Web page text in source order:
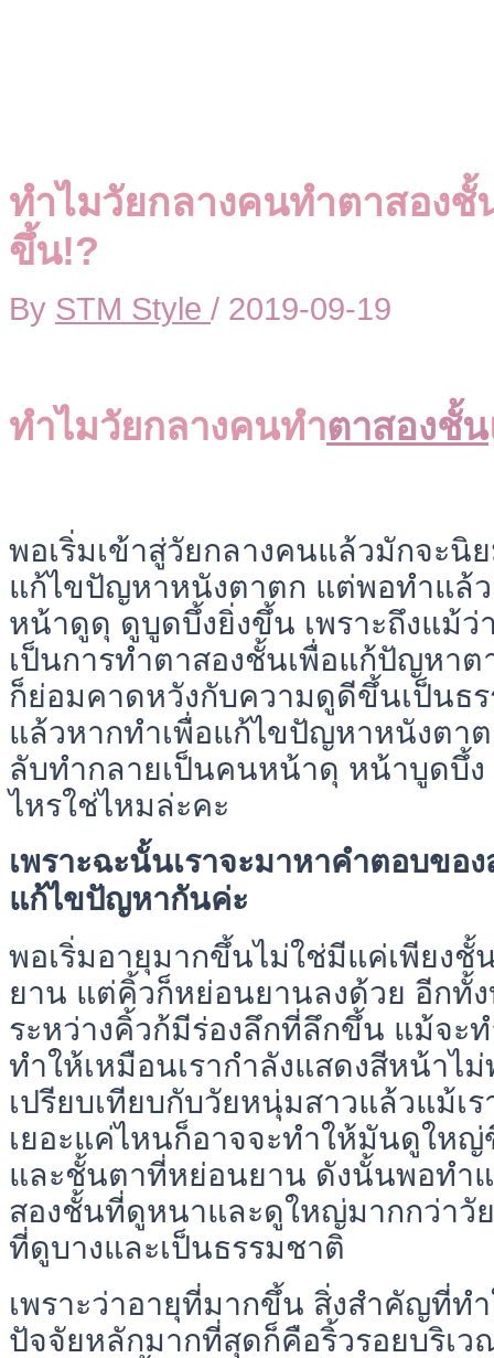
ทำไมวัยกลางคนทำตาสอง
ขึ้น!?
By STM Style / 2019-09-19
ทำไมวัยกลางคนทำตาสองชั้น
พอเริ่มเข้าสู่วัยกลางคนแล้วมักจะนิ
แก้ไขปัญหาหนังตาตก แต่พอทำแล้
หน้าดูดุ ดูบูดบึ้งยิ่งขึ้น เพราะถึงแม้ว่
เป็นการทำตาสองชั้นเพื่อแก้ปัญหา
ก็ย่อมคาดหวังกับความดูดีขึ้นเป็นธ
แล้วหากทำเพื่อแก้ไขปัญหาหนังตา
ลับทำกลายเป็นคนหน้าดุ หน้าบูดบึ้ง
ไหรใช่ไหมล่ะคะ
เพราะฉะนั้นเราจะมาหาคำตอบขอ
แก้ไขปัญหากันค่ะ
พอเริ่มอายุมากขึ้นไม่ใช่มีแค่เพียง
ยาน แต่คิ้วก็หย่อนยานลงด้วย อีกทั้
ระหว่างคิ้วก้มีร่องลึกที่ลึกขึ้น แม้จะ
ทำให้เหมือนเรากำลังแสดงสีหน้าไ
เปรียบเทียบกับวัยหนุ่มสาวแล้วแม้เ
เยอะแค่ไหนก็อาจจะทำให้มันดูใหญ่
และชั้นตาที่หย่อนยาน ดังนั้นพอทำ
สองชั้นที่ดูหนาและดูใหญ่มากกว่าวั
ที่ดูบางและเป็นธรรมชาติ
เพราะว่าอายุที่มากขึ้น สิ่งสำคัญที่ท
ปัจจัยหลักมากที่สุดก็คือริ้วรอยบริเว